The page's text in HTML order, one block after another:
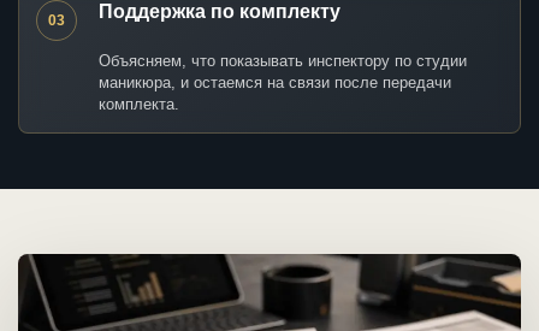
03 Поддержка по комплекту
Объясняем, что показывать инспектору по студии
маникюра, и остаемся на связи после передачи
комплекта.